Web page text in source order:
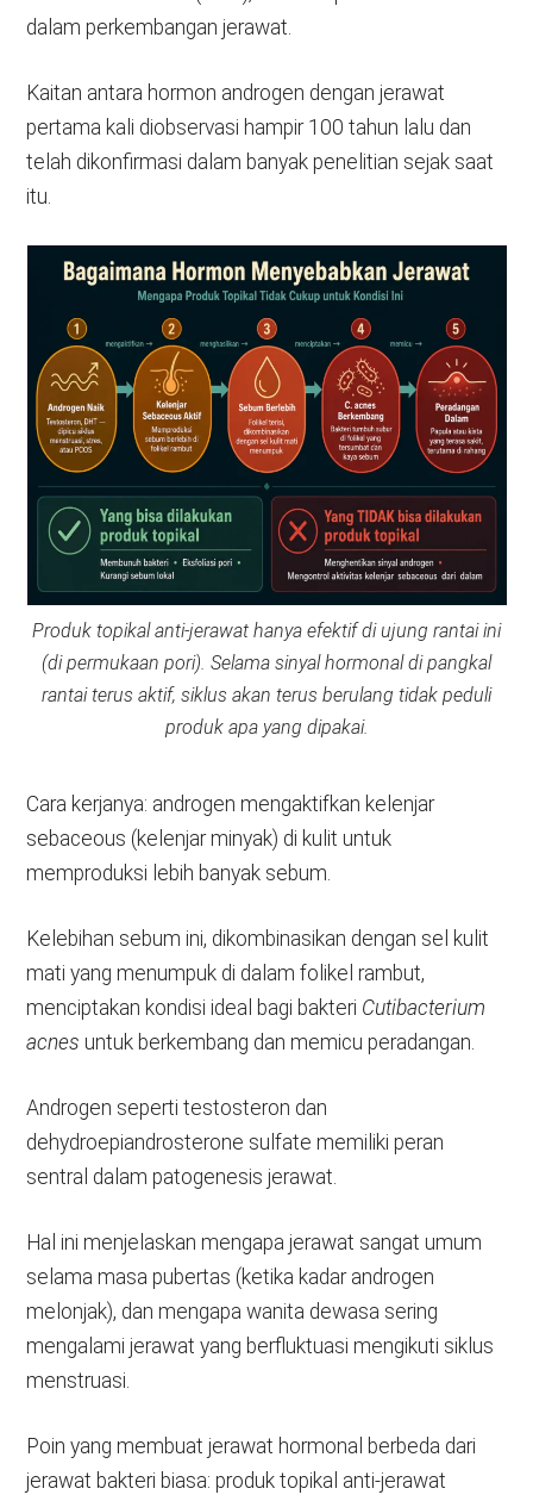
dalam perkembangan jerawat.
Kaitan antara hormon androgen dengan jerawat
pertama kali diobservasi hampir 100 tahun lalu dan
telah dikonfirmasi dalam banyak penelitian sejak saat
itu.
Produk topikal anti-jerawat hanya efektif di ujung rantai ini
(di permukaan pori). Selama sinyal hormonal di pangkal
rantai terus aktif, siklus akan terus berulang tidak peduli
produk apa yang dipakai.
Cara kerjanya: androgen mengaktifkan kelenjar
sebaceous (kelenjar minyak) di kulit untuk
memproduksi lebih banyak sebum.
Kelebihan sebum ini, dikombinasikan dengan sel kulit
mati yang menumpuk di dalam folikel rambut,
menciptakan kondisi ideal bagi bakteri Cutibacterium
acnes untuk berkembang dan memicu peradangan.
Androgen seperti testosteron dan
dehydroepiandrosterone sulfate memiliki peran
sentral dalam patogenesis jerawat.
Hal ini menjelaskan mengapa jerawat sangat umum
selama masa pubertas (ketika kadar androgen
melonjak), dan mengapa wanita dewasa sering
mengalami jerawat yang berfluktuasi mengikuti siklus
menstruasi.
Poin yang membuat jerawat hormonal berbeda dari
jerawat bakteri biasa: produk topikal anti-jerawat